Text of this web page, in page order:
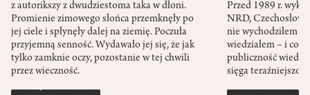
z autorikszy z dwudziestoma taka w dłoni.
Promienie zimowego słońca przemknęły po
jej ciele i spłynęły dalej na ziemię. Poczuła
przyjemną senność. Wydawało jej się, że jak
tylko zamknie oczy, pozostanie w tej chwili
przez wieczność.
Przed 1989 r.
NRD,
nie wychodziłem
wiedziałem – i co
publiczność
sięga